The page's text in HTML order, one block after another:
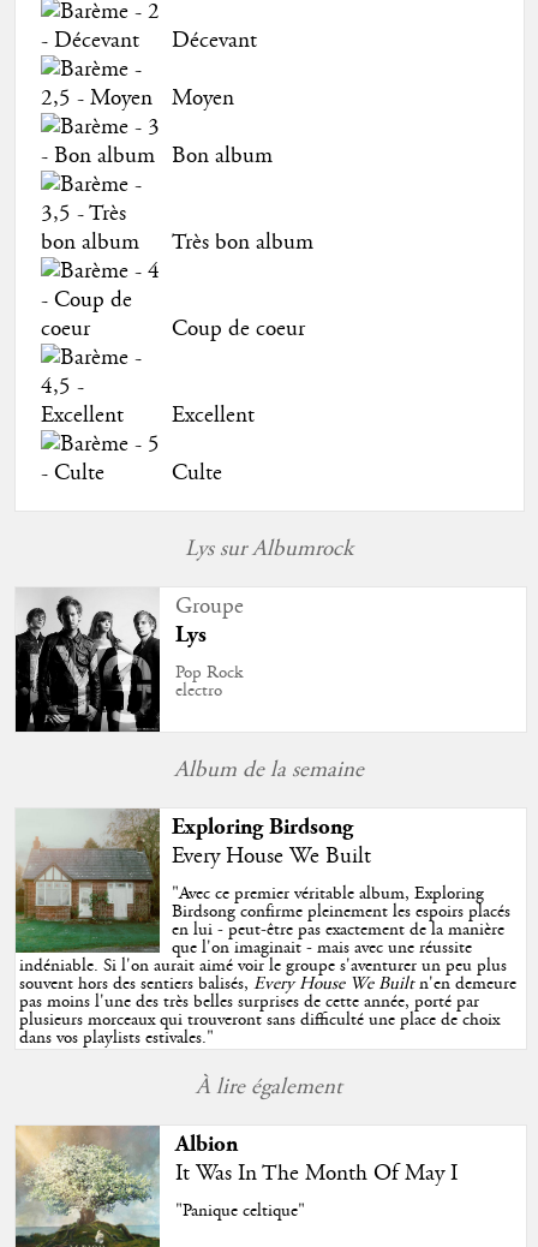
Décevant
Moyen
Bon album
Très bon album
Coup de coeur
Excellent
Culte
Lys sur Albumrock
Groupe
Lys
Pop Rock
electro
Album de la semaine
Exploring Birdsong
Every House We Built
"Avec ce premier véritable album, Exploring
Birdsong confirme pleinement les espoirs placés
en lui - peut-être pas exactement de la manière
que l'on imaginait - mais avec une réussite
indéniable. Si l'on aurait aimé voir le groupe s'aventurer un peu plus
souvent hors des sentiers balisés,Every House We Builtn'en demeure
pas moins l'une des très belles surprises de cette année, porté par
plusieurs morceaux qui trouveront sans difficulté une place de choix
dans vos playlists estivales."
À lire également
Albion
It Was In The Month Of May I
"Panique celtique"